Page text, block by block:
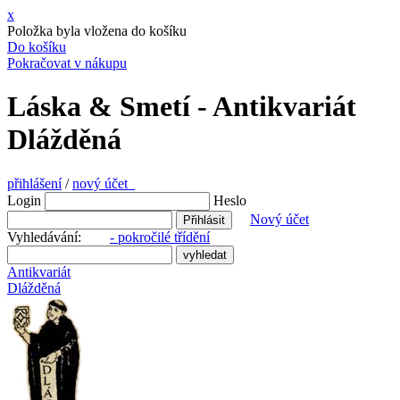
x
Položka byla vložena do košíku
Do košíku
Pokračovat v nákupu
Láska & Smetí - Antikvariát
Dlážděná
přihlášení/nový účet
Login
Heslo
Nový účet
Vyhledávání: - pokročilé třídění
Antikvariát
Dlážděná